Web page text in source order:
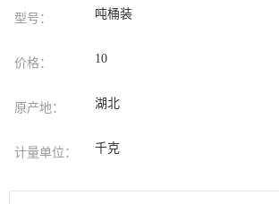
型号： 吨桶装
价格： 10
原产地： 湖北
计量单位： 千克